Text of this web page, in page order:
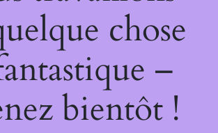
chose
–
bientôt !